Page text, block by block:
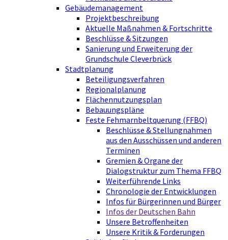
Gebäudemanagement
Projektbeschreibung
Aktuelle Maßnahmen & Fortschritte
Beschlüsse & Sitzungen
Sanierung und Erweiterung der
Grundschule Cleverbrück
Stadtplanung
Beteiligungsverfahren
Regionalplanung
Flächennutzungsplan
Bebauungspläne
Feste Fehmarnbeltquerung (FFBQ)
Beschlüsse & Stellungnahmen
aus den Ausschüssen und anderen
Terminen
Gremien & Organe der
Dialogstruktur zum Thema FFBQ
Weiterführende Links
Chronologie der Entwicklungen
Infos für Bürgerinnen und Bürger
Infos der Deutschen Bahn
Unsere Betroffenheiten
Unsere Kritik & Forderungen